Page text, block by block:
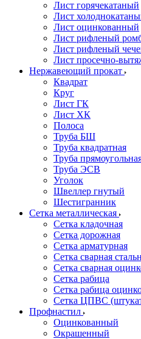
Лист горячекатаный
Лист
Лист оцинкованный
Лист рифленый
Лист рифленый
Лист просечно-
Нержавеющий прокат
Квадрат
Круг
Лист ГК
Лист ХК
Полоса
Труба БШ
Труба квадратная
Труба
Труба ЭСВ
Уголок
Швеллер гнутый
Шестигранник
Сетка металлическая
Сетка кладочная
Сетка дорожная
Сетка арматурная
Сетка сварная
Сетка сварная
Сетка рабица
Сетка рабица
Сетка ЦПВС
Профнастил
Оцинкованный
Окрашенный